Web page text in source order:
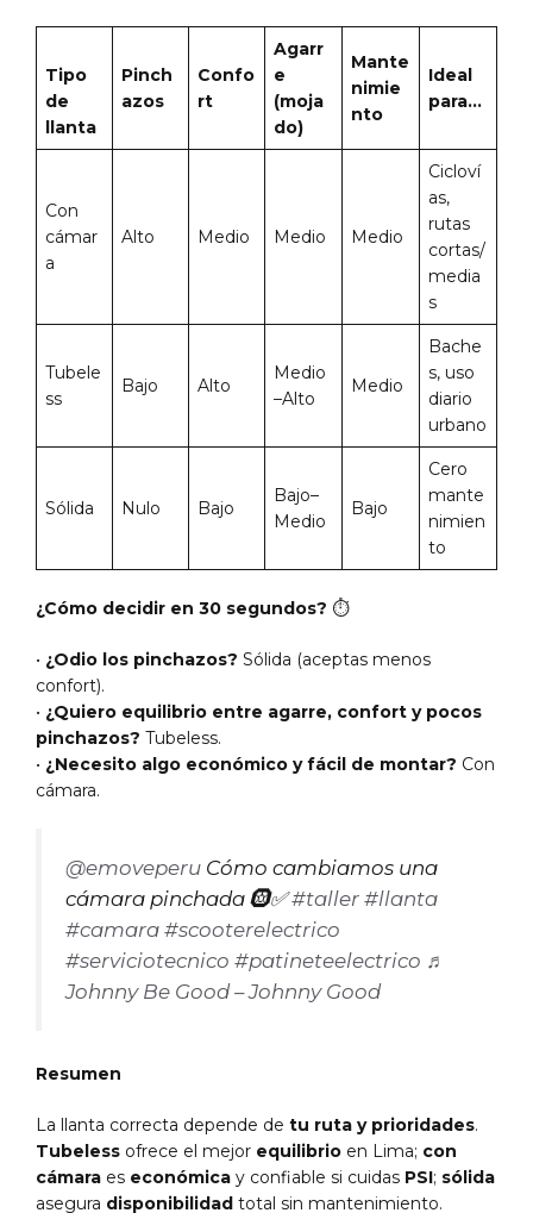
Tipo
de
llanta
Pinch
azos
Confo
rt
Agarr
e
(moja
do)
Mante
nimie
nto
Ideal
para…
Con
cámar
a
Alto Medio Medio Medio
Cicloví
as,
rutas
cortas/
media
s
Tubele
ss
Bajo Alto
Medio
–Alto
Medio
Bache
s, uso
diario
urbano
Sólida Nulo Bajo
Bajo–
Medio
Bajo
Cero
mante
nimien
to
¿Cómo decidir en 30 segundos? ⏱️
• ¿Odio los pinchazos? Sólida (aceptas menos
confort).
• ¿Quiero equilibrio entre agarre, confort y pocos
pinchazos? Tubeless.
• ¿Necesito algo económico y fácil de montar? Con
cámara.
@emoveperu Cómo cambiamos una
cámara pinchada 🛞✅#taller #llanta
#camara #scooterelectrico
#serviciotecnico #patineteelectrico ♬
Johnny Be Good – Johnny Good
Resumen
La llanta correcta depende de tu ruta y prioridades.
Tubeless ofrece el mejor equilibrio en Lima; con
cámara es económica y confiable si cuidas PSI; sólida
asegura disponibilidad total sin mantenimiento.